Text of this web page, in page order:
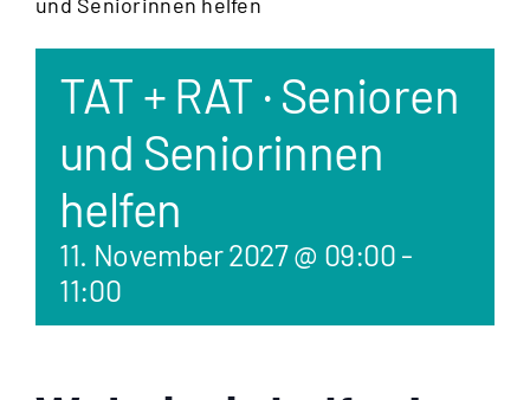
TAT + RAT · Senioren
und Seniorinnen
helfen
11. November 2027 @ 09:00 -
11:00